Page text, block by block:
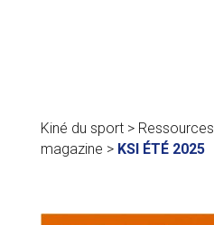
Kiné du sport> Ressources
magazine > KSI ÉTÉ 2025